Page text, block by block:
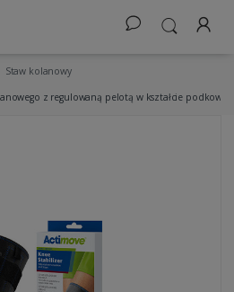
Staw kolanowy
z regulowaną pelotą w kształcie